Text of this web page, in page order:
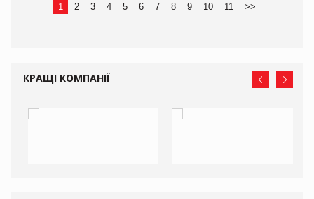
1 2 3 4 5 6 7 8 9 10 11 >>
КРАЩІ КОМПАНІЇ